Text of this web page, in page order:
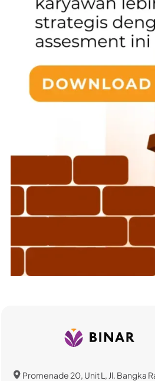
Promenade 20, Unit L, Jl. Bangka